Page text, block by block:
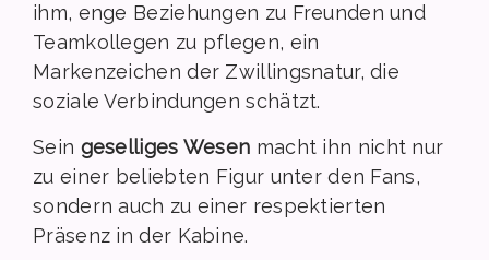
ihm, enge Beziehungen zu Freunden und
Teamkollegen zu pflegen, ein
Markenzeichen der Zwillingsnatur, die
soziale Verbindungen schätzt.
Sein geselliges Wesen macht ihn nicht nur
zu einer beliebten Figur unter den Fans,
sondern auch zu einer respektierten
Präsenz in der Kabine.